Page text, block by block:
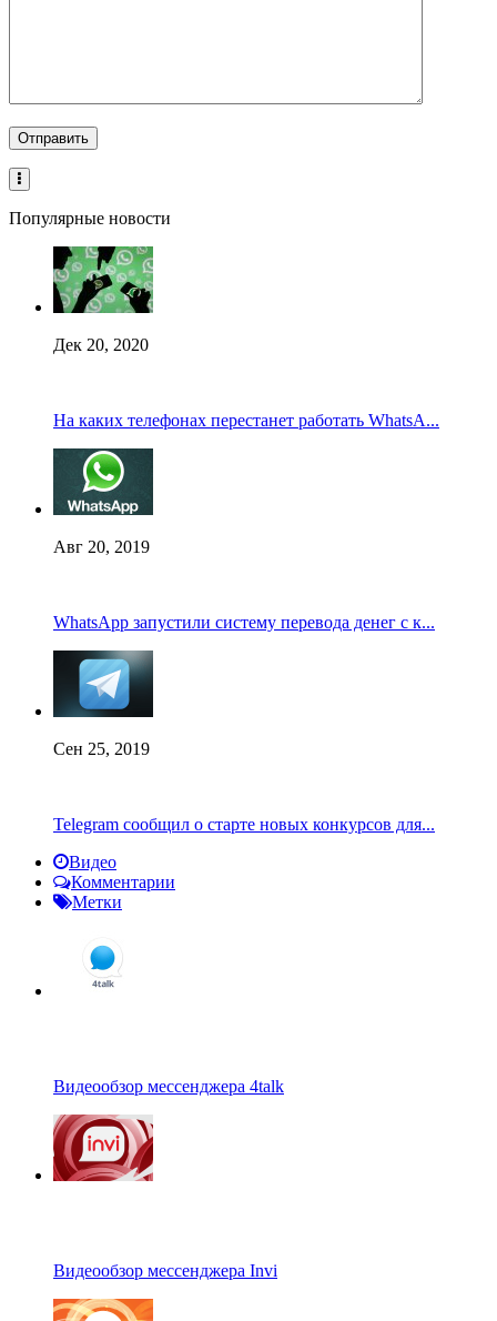
Популярные новости
Дек 20, 2020
На каких телефонах перестанет работать WhatsA...
Авг 20, 2019
WhatsApp запустили систему перевода денег с к...
Сен 25, 2019
Telegram сообщил о старте новых конкурсов для...
Видео
Комментарии
Метки
Видеообзор мессенджера 4talk
Видеообзор мессенджера Invi